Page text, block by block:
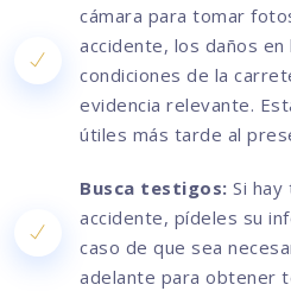
cámara para tomar
accidente, los daños en
condiciones de la
evidencia relevante.
útiles más tarde al
Busca testigos: Si
accidente, pídeles su
caso de que sea
adelante para obtener